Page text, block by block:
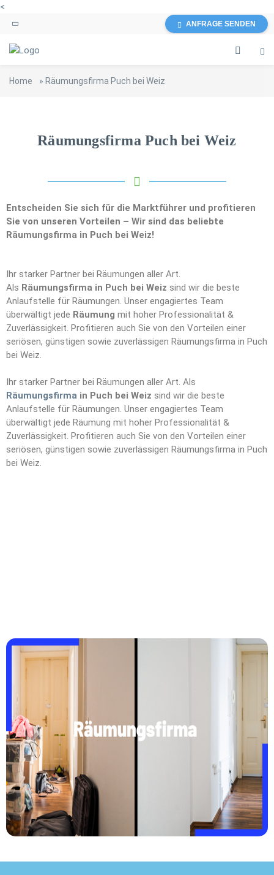
<
ANFRAGE SENDEN
Home » Räumungsfirma Puch bei Weiz
Räumungsfirma Puch bei Weiz
Entscheiden Sie sich für die Marktführer und profitieren
Sie von unseren Vorteilen – Wir sind das beliebte
Räumungsfirma in Puch bei Weiz!
Ihr starker Partner bei Räumungen aller Art.
Als Räumungsfirma in Puch bei Weiz sind wir die beste
Anlaufstelle für Räumungen. Unser engagiertes Team
überwältigt jede Räumung mit hoher Professionalität &
Zuverlässigkeit. Profitieren auch Sie von den Vorteilen einer
seriösen, günstigen sowie zuverlässigen Räumungsfirma in Puch
bei Weiz.
Ihr starker Partner bei Räumungen aller Art. Als
Räumungsfirma in Puch bei Weiz sind wir die beste
Anlaufstelle für Räumungen. Unser engagiertes Team
überwältigt jede Räumung mit hoher Professionalität &
Zuverlässigkeit. Profitieren auch Sie von den Vorteilen einer
seriösen, günstigen sowie zuverlässigen Räumungsfirma in Puch
bei Weiz.